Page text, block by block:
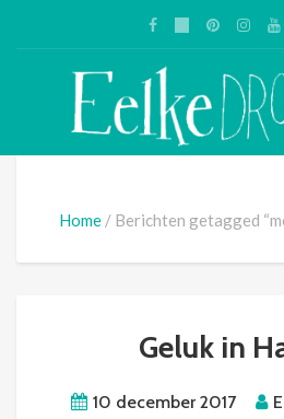
Home Berichten getagged
Geluk in
10 december 2017